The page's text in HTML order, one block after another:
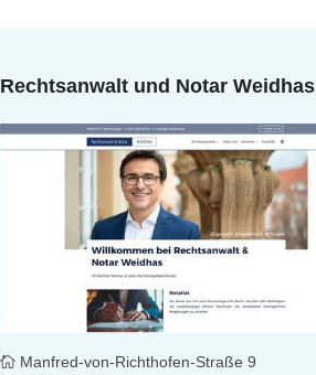
Rechtsanwalt und Notar Weidhas
Manfred-von-Richthofen-Straße 9